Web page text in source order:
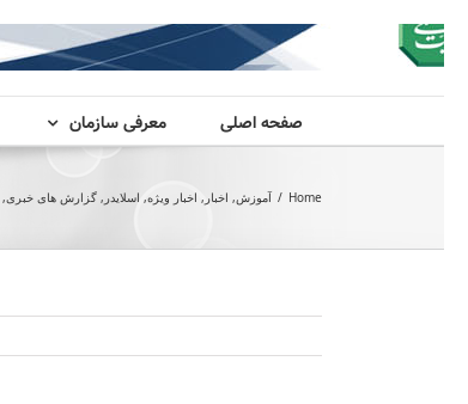
صفحه اصلی معرفی سازمان
Home
/ آموزش, اخبار , اخبار ویژه, اسلایدر , گزارش های خبری,